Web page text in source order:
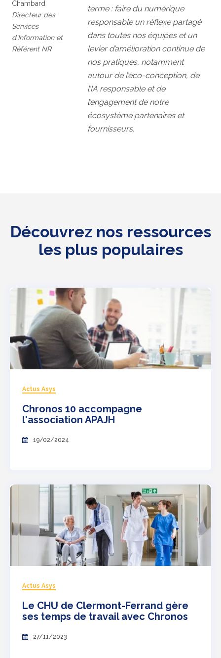
Chambard
Directeur des
Services
d’Information et
Référent NR
terme : faire du numérique
responsable un réflexe partagé
dans toutes nos équipes et un
levier d’amélioration continue de
nos pratiques, notamment
autour de l’éco-conception, de
l’IA responsable et de
l’engagement de notre
écosystème partenaires et
fournisseurs.
Découvrez nos ressources
les plus populaires
Actus Asys
Chronos 10 accompagne
l'association APAJH
19/02/2024
Actus Asys
Le CHU de Clermont-Ferrand gère
ses temps de travail avec Chronos
27/11/2023